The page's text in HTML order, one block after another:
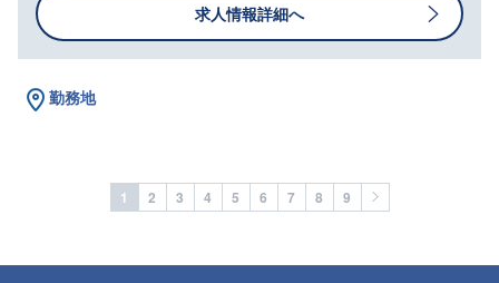
求人情報詳細へ
勤務地
1 2 3 4 5 6 7 8 9